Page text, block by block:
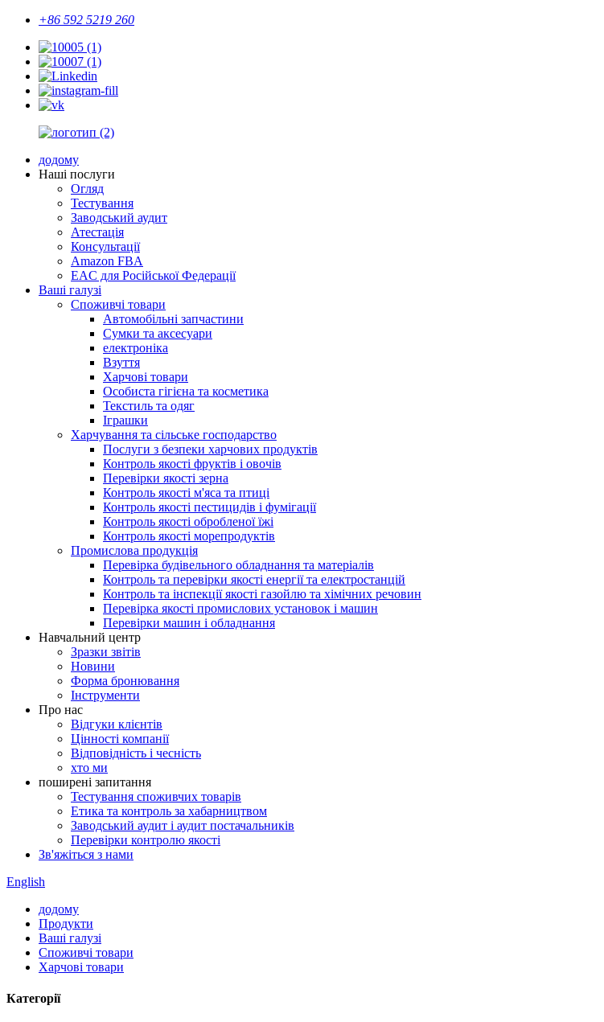
+86 592 5219 260
додому
Наші послуги
Огляд
Тестування
Заводський аудит
Атестація
Консультації
Amazon FBA
EAC для Російської Федерації
Ваші галузі
Споживчі товари
Автомобільні запчастини
Сумки та аксесуари
електроніка
Взуття
Харчові товари
Особиста гігієна та косметика
Текстиль та одяг
Іграшки
Харчування та сільське господарство
Послуги з безпеки харчових продуктів
Контроль якості фруктів і овочів
Перевірки якості зерна
Контроль якості м'яса та птиці
Контроль якості пестицидів і фумігації
Контроль якості обробленої їжі
Контроль якості морепродуктів
Промислова продукція
Перевірка будівельного обладнання та матеріалів
Контроль та перевірки якості енергії та електростанцій
Контроль та інспекції якості газойлю та хімічних речовин
Перевірка якості промислових установок і машин
Перевірки машин і обладнання
Навчальний центр
Зразки звітів
Новини
Форма бронювання
Інструменти
Про нас
Відгуки клієнтів
Цінності компанії
Відповідність і чесність
хто ми
поширені запитання
Тестування споживчих товарів
Етика та контроль за хабарництвом
Заводський аудит і аудит постачальників
Перевірки контролю якості
Зв'яжіться з нами
English
додому
Продукти
Ваші галузі
Споживчі товари
Харчові товари
Категорії